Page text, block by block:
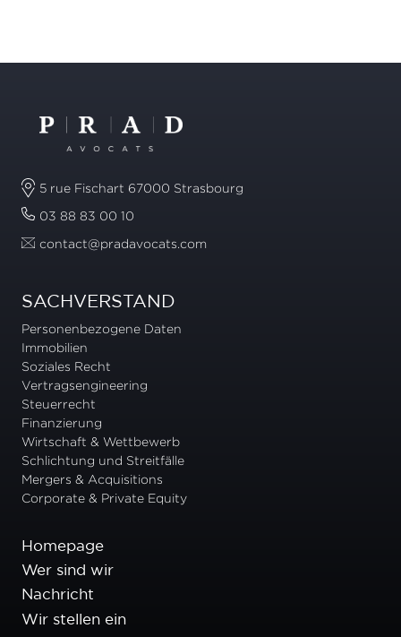
5 rue Fischart 67000 Strasbourg
03 88 83 00 10
contact@pradavocats.com
SACHVERSTAND
Personenbezogene Daten
Immobilien
Soziales Recht
Vertragsengineering
Steuerrecht
Finanzierung
Wirtschaft & Wettbewerb
Schlichtung und Streitfälle
Mergers & Acquisitions
Corporate & Private Equity
Homepage
Wer sind wir
Nachricht
Wir stellen ein